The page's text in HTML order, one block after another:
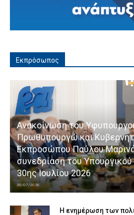
Εκπρόσωπος
Ανακοίνωση του
Πρωθυπουργώ και
Εκπροσώπου Παύλου
συνεδρίαση του
30ης Ιουλίου 2026
30/07/2026
Η ενημέρωση των